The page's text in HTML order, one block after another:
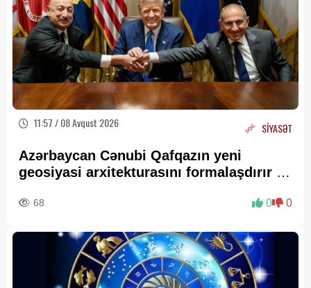
11:57 / 08 Avqust 2026 SİYASƏT
Azərbaycan Cənubi Qafqazın yeni
geosiyasi arxitekturasını formalaşdırır –
68 0 0